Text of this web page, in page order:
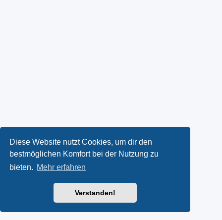
Diese Website nutzt Cookies, um dir den
bestmöglichen Komfort bei der Nutzung zu
bieten. Mehr erfahren
Verstanden!